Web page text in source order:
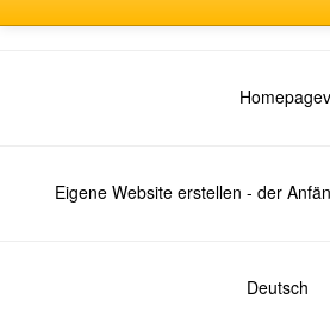
Eigene Website erstellen - der
Deutsch